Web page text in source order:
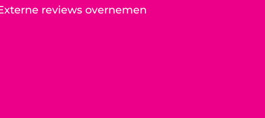
reviews overnemen